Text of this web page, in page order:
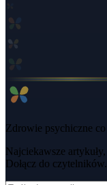
Zdrowie psychiczne
Najciekawsze
Dołącz do czytelników.